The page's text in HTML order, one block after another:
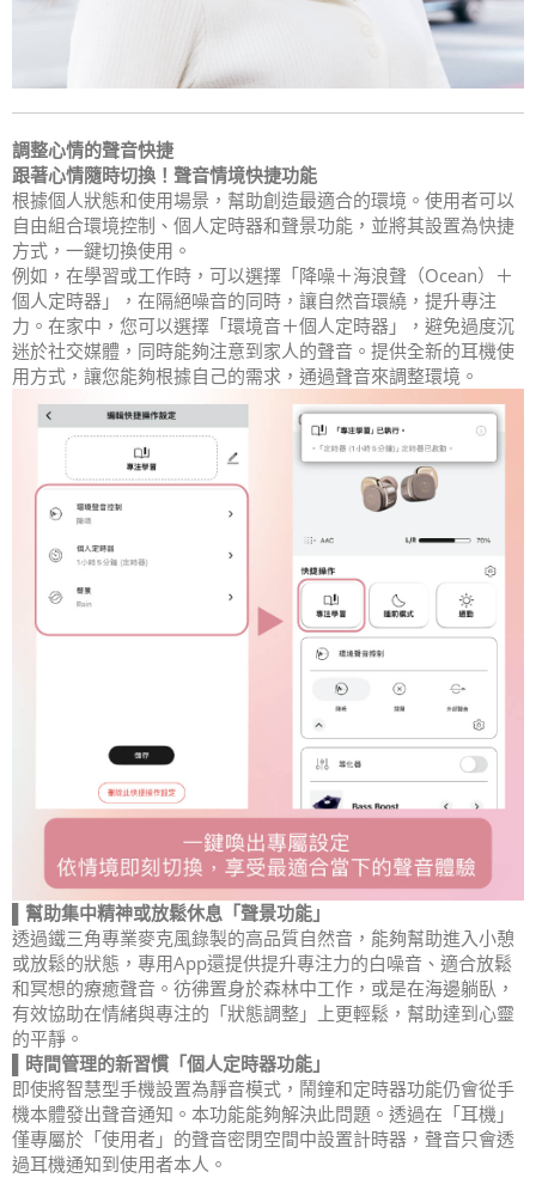
調整心情的聲音快捷
跟著心情隨時切換！聲音情境快捷功能
根據個人狀態和使用場景，幫助創造最適合的環境。使用者可以
自由組合環境控制、個人定時器和聲景功能，並將其設置為快捷
方式，一鍵切換使用。
例如，在學習或工作時，可以選擇「降噪＋海浪聲（Ocean）＋
個人定時器」，在隔絕噪音的同時，讓自然音環繞，提升專注
力。在家中，您可以選擇「環境音＋個人定時器」，避免過度沉
迷於社交媒體，同時能夠注意到家人的聲音。提供全新的耳機使
用方式，讓您能夠根據自己的需求，通過聲音來調整環境。
▌幫助集中精神或放鬆休息「聲景功能」
透過鐵三角專業麥克風錄製的高品質自然音，能夠幫助進入小憩
或放鬆的狀態，專用App還提供提升專注力的白噪音、適合放鬆
和冥想的療癒聲音。彷彿置身於森林中工作，或是在海邊躺臥，
有效協助在情緒與專注的「狀態調整」上更輕鬆，幫助達到心靈
的平靜。
▌時間管理的新習慣「個人定時器功能」
即使將智慧型手機設置為靜音模式，鬧鐘和定時器功能仍會從手
機本體發出聲音通知。本功能能夠解決此問題。透過在「耳機」
僅專屬於「使用者」的聲音密閉空間中設置計時器，聲音只會透
過耳機通知到使用者本人。